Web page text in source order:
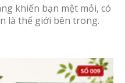
khiến bạn mệt mỏi, có
là thế giới bên trong.